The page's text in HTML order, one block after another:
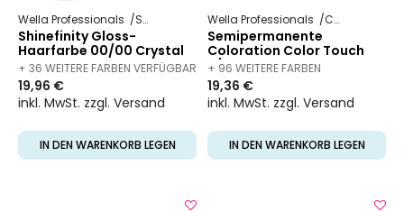
Wella Professionals Shinefinity
Shinefinity Gloss-
Haarfarbe 00/00 Crystal
Glaze
+ 36 WEITERE FARBEN VERFÜGBAR
19,96 €
inkl. MwSt. zzgl. Versand
IN DEN WARENKORB LEGEN
Wella Professionals Color Touch
Semipermanente
Coloration Color Touch
6/0 Dunkelblond Natur
+ 96 WEITERE FARBEN
VERFÜGBAR
19,36 €
inkl. MwSt. zzgl. Versand
IN DEN WARENKORB LEGEN